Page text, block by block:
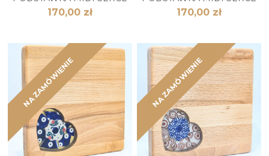
170,00 zł 170,00 zł
NA ZAMÓWIENIE NA ZAMÓWIENIE